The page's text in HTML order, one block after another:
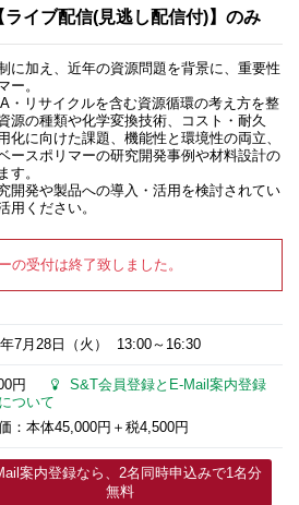
イブ配信(見逃し配信付)】のみ
に加え、近年の資源問題を背景に、重要性
ー。
・リサイクルを含む資源循環の考え方を整
源の種類や化学変換技術、コスト・耐久
化に向けた課題、機能性と環境性の両立、
ースポリマーの研究開発事例や材料設計の
す。
開発や製品への導入・活用を検討されてい
用ください。
の受付は終了致しました。
7月28日 （火） 13:00～16:30
円
S&T会員登録とE-Mail案内登録
ついて
：本体45,000円＋税4,500円
案内登録なら、2名同時申込みで1名分
無料